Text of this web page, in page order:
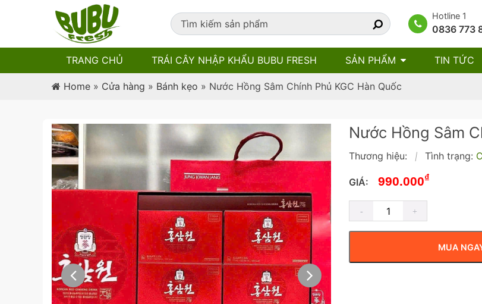
Hotline 1
0836 773
TRANG CHỦ TRÁI CÂY NHẬP KHẨU BUBU FRESH SẢN PHẨM TIN TỨC
Home » Cửa hàng » Bánh kẹo » Nước Hồng Sâm Chính Phủ KGC Hàn Quốc
Nước Hồng Sâm
Thương hiệu: | Tình trạng:
GIÁ: 990.000₫
MUA